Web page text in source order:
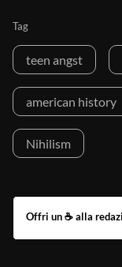
Tag
teen angst
american history
Nihilism